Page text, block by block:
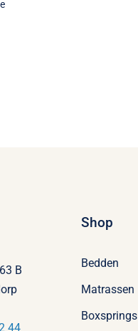
B
44
Shop
Bedden
Matrassen
Boxsprings